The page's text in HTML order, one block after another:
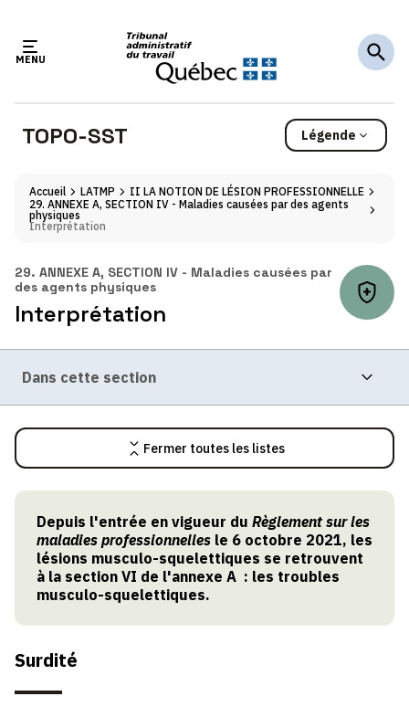
menu
contenu
MENU
TOPO-SST Légende
Généralités
Conditions d'application de l'article de loi.
Interprétation(s) de la disposition développée(s)
par le tribunal.
Cas par cas.
utiles à l’interprétation de la disposition.
Définitions
Terme défini par la législation.
Questions connexes
Sujets qui découlent de l’interprétation ou de
l’application de l’article.
Accueil LATMP
II LA NOTION DE LÉSION PROFESSIONNELLE
29. ANNEXE A, SECTION IV - Maladies causées par des agents
physiques
Interprétation
29. ANNEXE A, SECTION IV - Maladies causées par
des agents physiques
Interprétation
Dans cette section
Fermer toutes les listes
Depuis l'entrée en vigueur du Règlement sur les
maladies professionnelles le 6 octobre 2021, les
lésions musculo-squelettiques se retrouvent
à la section VI de l'annexe A : les troubles
musculo-squelettiques.
Surdité